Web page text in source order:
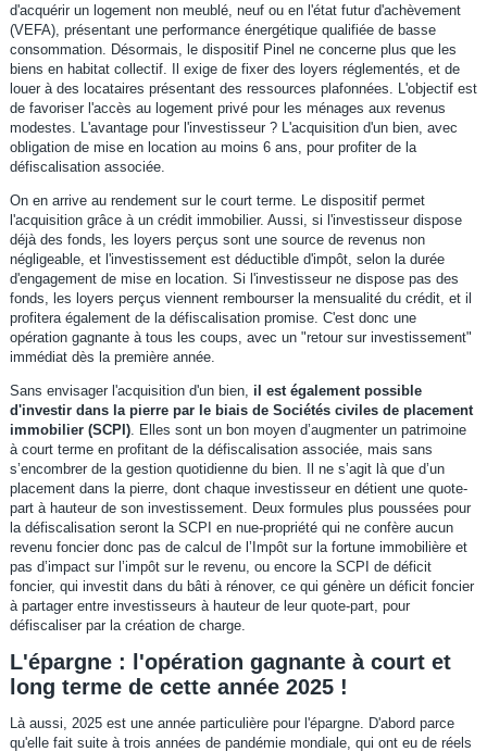
d'acquérir un logement non meublé, neuf ou en l'état futur d'achèvement
(VEFA), présentant une performance énergétique qualifiée de basse
consommation. Désormais, le dispositif Pinel ne concerne plus que les
biens en habitat collectif. Il exige de fixer des loyers réglementés, et de
louer à des locataires présentant des ressources plafonnées. L'objectif est
de favoriser l'accès au logement privé pour les ménages aux revenus
modestes. L'avantage pour l'investisseur ? L'acquisition d'un bien, avec
obligation de mise en location au moins 6 ans, pour profiter de la
défiscalisation associée.
On en arrive au rendement sur le court terme. Le dispositif permet
l'acquisition grâce à un crédit immobilier. Aussi, si l'investisseur dispose
déjà des fonds, les loyers perçus sont une source de revenus non
négligeable, et l'investissement est déductible d'impôt, selon la durée
d'engagement de mise en location. Si l'investisseur ne dispose pas des
fonds, les loyers perçus viennent rembourser la mensualité du crédit, et il
profitera également de la défiscalisation promise. C'est donc une
opération gagnante à tous les coups, avec un "retour sur investissement"
immédiat dès la première année.
Sans envisager l'acquisition d'un bien, il est également possible
d'investir dans la pierre par le biais de Sociétés civiles de placement
immobilier (SCPI). Elles sont un bon moyen d’augmenter un patrimoine
à court terme en profitant de la défiscalisation associée, mais sans
s’encombrer de la gestion quotidienne du bien. Il ne s’agit là que d’un
placement dans la pierre, dont chaque investisseur en détient une quote-
part à hauteur de son investissement. Deux formules plus poussées pour
la défiscalisation seront la SCPI en nue-propriété qui ne confère aucun
revenu foncier donc pas de calcul de l’Impôt sur la fortune immobilière et
pas d’impact sur l’impôt sur le revenu, ou encore la SCPI de déficit
foncier, qui investit dans du bâti à rénover, ce qui génère un déficit foncier
à partager entre investisseurs à hauteur de leur quote-part, pour
défiscaliser par la création de charge.
L'épargne : l'opération gagnante à court et
long terme de cette année 2025 !
Là aussi, 2025 est une année particulière pour l'épargne. D'abord parce
qu'elle fait suite à trois années de pandémie mondiale, qui ont eu de réels